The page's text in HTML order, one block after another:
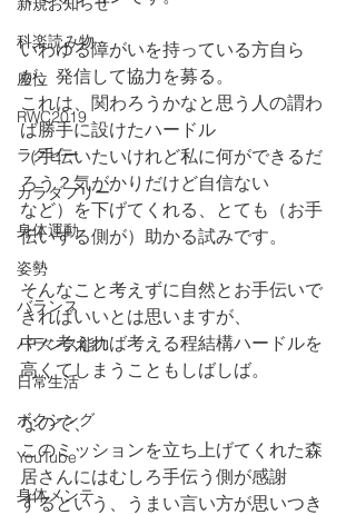
科楽読み物
座位
RWC2019
ラグビー
カラダフリー
身体運動
姿勢
バランス
バランス能力
日常生活
ボクシング
YouTube
身体メンテ
いわゆる障がいを持っている方自ら
が、発信して協力を募る。
これは、関わろうかなと思う人の謂わ
ば勝手に設けたハードル
（手伝いたいけれど私に何ができるだ
ろう？気がかりだけど自信ない
など）を下げてくれる、とても（お手
伝いする側が）助かる試みです。
そんなこと考えずに自然とお手伝いで
きればいいとは思いますが、
中々考えれば考える程結構ハードルを
高くてしまうこともしばしば。
なので、
このミッションを立ち上げてくれた森
居さんにはむしろ手伝う側が感謝
するという、うまい言い方が思いつき